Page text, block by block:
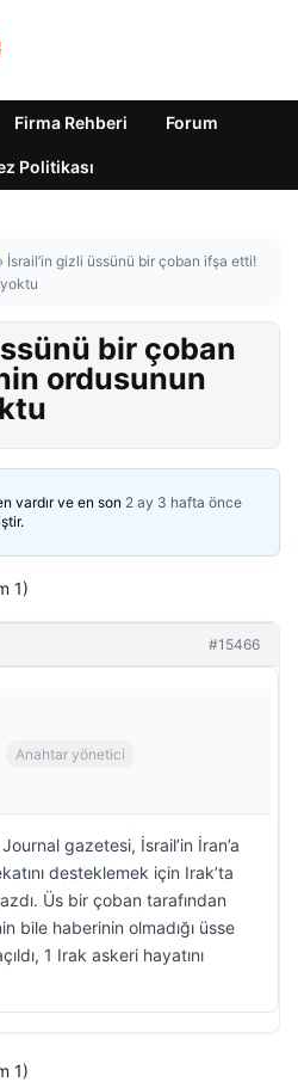
Firma Rehberi Forum
Politikası
› İsrail’in gizli üssünü bir çoban ifşa etti!
bir çoban
ordusunun
vardır ve en son 2 ay 3 hafta önce
1)
#15466
Anahtar yönetici
gazetesi, İsrail’in İran’a
desteklemek için Irak’ta
Üs bir çoban tarafından
bile haberinin olmadığı üsse
1 Irak askeri hayatını
1)